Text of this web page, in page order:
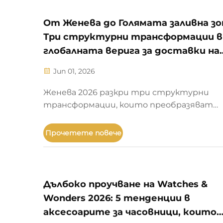
OEM/ODM производствени процеси.
От Женева до Голямата заливна
Три структурни трансформации в
глобалната верига за доставки на
Jun 01, 2026
Женева 2026 разкри три структурни
трансформации, които преобразяват
материали, занаятчийство и носители
стойност. Разберете как
изискванията мащабиране. Заявете
информация за доставчиците.
Прочетете повече
Дълбоко проучване на Watches &
Wonders 2026: 5 тенденции в
аксесоарите за часовници, които